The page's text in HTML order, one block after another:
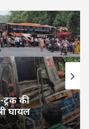
की
घायल